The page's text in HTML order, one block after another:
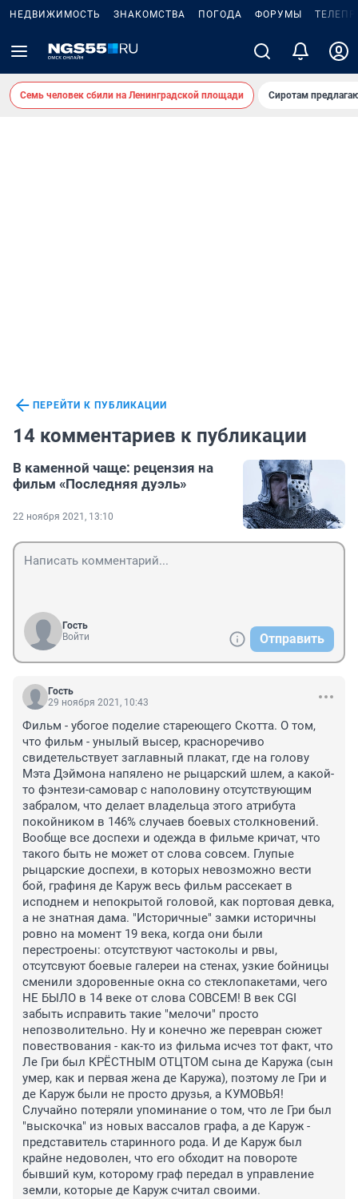
НЕДВИЖИМОСТЬ ЗНАКОМСТВА ПОГОДА ФОРУМЫ
Семь человек сбили на Ленинградской площади Сиротам
ПЕРЕЙТИ К ПУБЛИКАЦИИ
14 комментариев к публикации
В каменной чаще: рецензия на
фильм «Последняя дуэль»
22 ноября 2021, 13:10
Гость
Войти
Отправить
Гость
29 ноября 2021, 10:43
Фильм - убогое поделие стареющего Скотта. О том,
что фильм - унылый высер, красноречиво
свидетельствует заглавный плакат, где на голову
Мэта Дэймона напялено не рыцарский шлем, а какой-
то фэнтези-самовар с наполовину отсутствующим
забралом, что делает владельца этого атрибута
покойником в 146% случаев боевых столкновений.
Вообще все доспехи и одежда в фильме кричат, что
такого быть не может от слова совсем. Глупые
рыцарские доспехи, в которых невозможно вести
бой, графиня де Каруж весь фильм рассекает в
исподнем и непокрытой головой, как портовая девка,
а не знатная дама. "Историчные" замки историчны
ровно на момент 19 века, когда они были
перестроены: отсутствуют частоколы и рвы,
отсутсвуют боевые галереи на стенах, узкие бойницы
сменили здоровенные окна со стеклопакетами, чего
НЕ БЫЛО в 14 веке от слова СОВСЕМ! В век CGI
забыть исправить такие "мелочи" просто
непозволительно. Ну и конечно же перевран сюжет
повествования - как-то из фильма исчез тот факт, что
Ле Гри был КРЁСТНЫМ ОТЦТОМ сына де Каружа (сын
умер, как и первая жена де Каружа), поэтому ле Гри и
де Каруж были не просто друзья, а КУМОВЬЯ!
Случайно потеряли упоминание о том, что ле Гри был
"выскочка" из новых вассалов графа, а де Каруж -
представитель старинного рода. И де Каруж был
крайне недоволен, что его обходит на повороте
бывший кум, которому граф передал в управление
земли, которые де Каруж считал своими.